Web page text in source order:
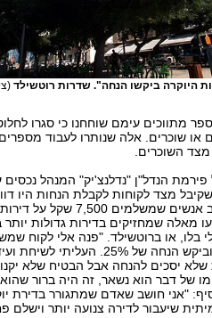
היוקרה ביקשו הנחה". שדרות רוטשילד
מתווכים עימם שוחחנו כי סגרו
או שוכרים. אלה שנותרו לעבוד
השוכרים.
הנדל"ן "נדלנצ'יק" המנהל נכסים
מצד לקוחות לקבלת הנחות היו
היוקרה. "דווקא בתל אביב אנשים
מאלה שמחזיקים בדירות גדולות יותר
בלו, או ברוטשילד. "פנה אלי לקוח
של 15 אלף שקל בחודש וביקש הנחה של
יסכים להנחה אבל הבטיח שלא
של דבר הוא נשאר, זה היה ברור
"אני חושב שאדם שמתגורר בדירת
שיעבור לדירה צנועה יותר וישלם